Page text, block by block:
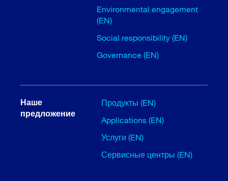
Environmental engagement
(EN)
Social responsibility (EN)
Governance (EN)
Наше
предложение
Продукты (EN)
Applications (EN)
Услуги (EN)
Сервисные центры (EN)